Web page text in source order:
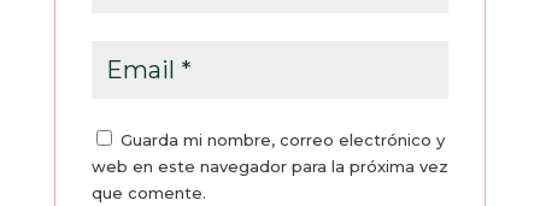
Guarda mi nombre, correo electrónico y
web en este navegador para la próxima vez
que comente.